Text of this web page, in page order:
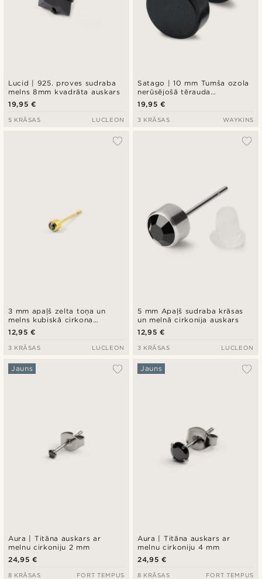
Lucid | 925. proves sudraba
melns 8mm kvadrāta auskars
19,95 €
5 KRĀSAS LUCLEON
Satago | 10 mm Tumša ozola
nerūsējošā tērauda
nagliņauskars, viltus plugs
19,95 €
3 KRĀSAS WAYKINS
3 mm apaļš zelta toņa un
melns kubiskā cirkona
auskars
12,95 €
3 KRĀSAS LUCLEON
5 mm Apaļš sudraba krāsas
un melnā cirkonija auskars
12,95 €
3 KRĀSAS LUCLEON
Aura | Titāna auskars ar
melnu cirkoniju 2 mm
Jauns
24,95 €
8 KRĀSAS FORT TEMPUS
Aura | Titāna auskars ar
melnu cirkoniju 4 mm
Jauns
24,95 €
8 KRĀSAS FORT TEMPUS